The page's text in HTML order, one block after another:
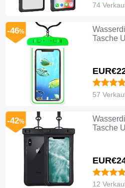
74
Tasche
-46%
57
Tasche
-42%
12